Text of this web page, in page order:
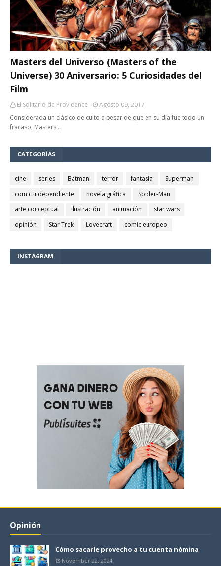
Masters del Universo (Masters of the
Universe) 30 Aniversario: 5 Curiosidades del
Film
El Solitario de Providence
Agosto 09, 2017
Considerada un clásico de culto a pesar de que en su día fue todo un
fracaso, Masters…
CATEGORÍAS
cine series Batman terror fantasía
Superman
comic independiente
novela gráfica
Spider-Man
arte conceptual
ilustración animación
star wars
opinión
Star Trek Lovecraft comic europeo
INSTAGRAM
Opinión
Cómo sacarle provecho a tu cuenta nómina
November 22, 2024